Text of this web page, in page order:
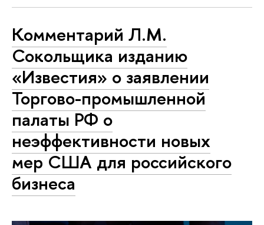
Комментарий Л.М.
Сокольщика изданию
«Известия» о заявлении
Торгово-промышленной
палаты РФ о
неэффективности новых
мер США для российского
бизнеса